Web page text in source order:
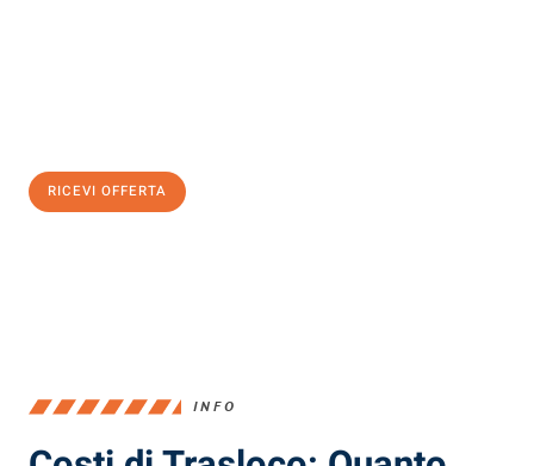
RICEVI OFFERTA
INFO